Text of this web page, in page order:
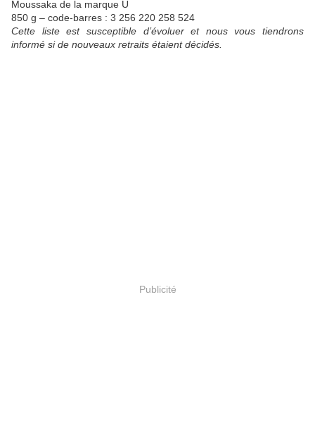
Moussaka de la marque U
850 g – code-barres : 3 256 220 258 524
Cette liste est susceptible d’évoluer et nous vous tiendrons
informé si de nouveaux retraits étaient décidés.
Publicité